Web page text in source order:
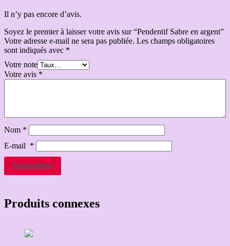
Il n’y pas encore d’avis.
Soyez le premier à laisser votre avis sur “Pendentif Sabre en argent”
Votre adresse e-mail ne sera pas publiée. Les champs obligatoires
sont indiqués avec *
Votre note
Votre avis *
Nom *
E-mail *
Produits connexes